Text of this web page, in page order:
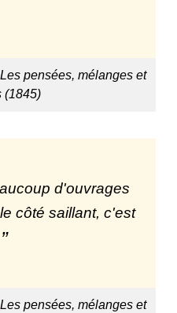
Les pensées, mélanges et
(1845)
d'ouvrages
côté saillant, c'est
Les pensées, mélanges et